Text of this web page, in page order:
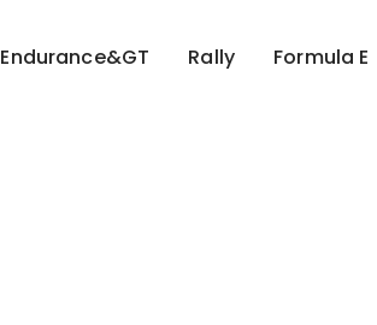
Endurance&GT Rally Formula E